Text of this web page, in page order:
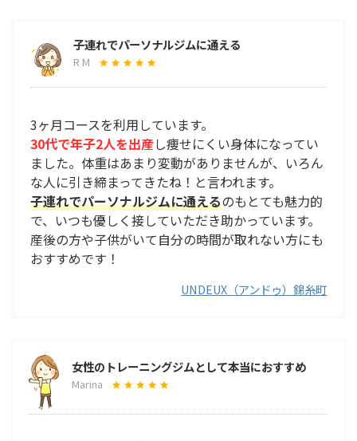
子連れでパーソナルジムに通える
R M
3ヶ月コースを利用しています。
30代で年子2人を出産し痩せにくい身体になってい
ました。体重はあまり変動がありませんが、いろん
な人に引き締まってきたね！と言われます。
子連れでパーソナルジムに通えるのもとても魅力的
で、いつも優しく接していただき助かっています。
産後の方や子供がいて自分の時間が取れない方にも
おすすめです！
UNDEUX（アンドゥ）錦糸町
女性のトレーニングジムとして本当におすすめ
Marina